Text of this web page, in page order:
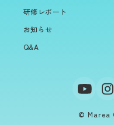
研修レポート
お知らせ
Q&A
© Marea